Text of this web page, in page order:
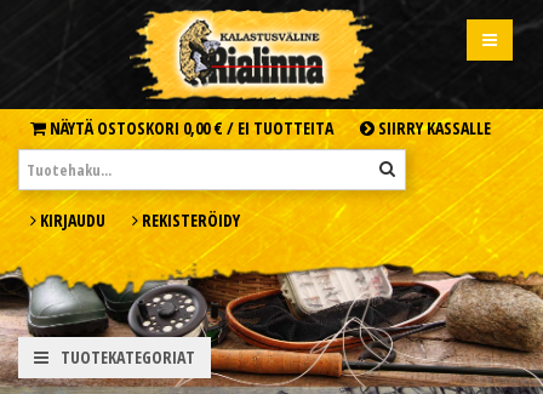
NÄYTÄ OSTOSKORI 0,00 € / EI TUOTTEITA SIIRRY KASSALLE
KIRJAUDU REKISTERÖIDY
TUOTEKATEGORIAT